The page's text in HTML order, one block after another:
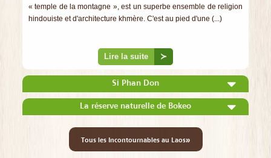
« temple de la montagne », est un superbe ensemble de religion
hindouiste et d'architecture khmère. C'est au pied d'une (...)
Lire la suite ≻
Si Phan Don
La réserve naturelle de Bokeo
Tous les Incontournables au Laos»